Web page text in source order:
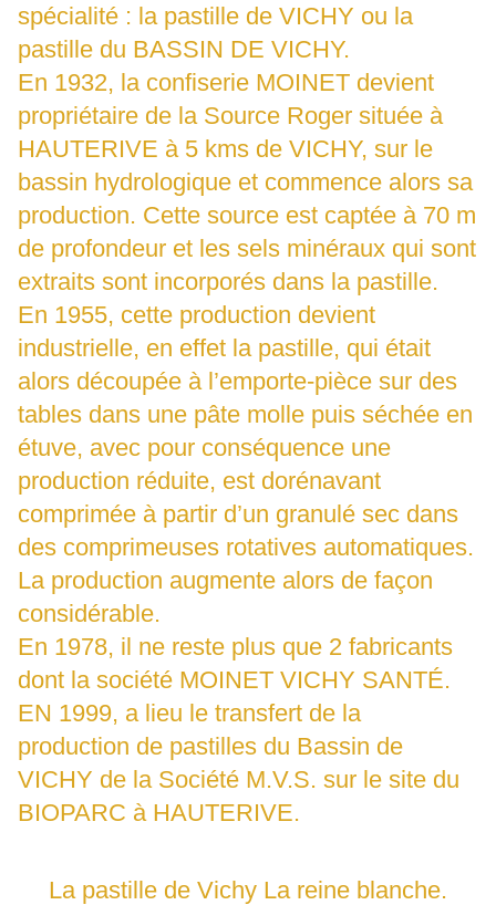
spécialité : la pastille de VICHY ou la
pastille du BASSIN DE VICHY.
En 1932, la confiserie MOINET devient
propriétaire de la Source Roger située à
HAUTERIVE à 5 kms de VICHY, sur le
bassin hydrologique et commence alors sa
production. Cette source est captée à 70 m
de profondeur et les sels minéraux qui sont
extraits sont incorporés dans la pastille.
En 1955, cette production devient
industrielle, en effet la pastille, qui était
alors découpée à l’emporte-pièce sur des
tables dans une pâte molle puis séchée en
étuve, avec pour conséquence une
production réduite, est dorénavant
comprimée à partir d’un granulé sec dans
des comprimeuses rotatives automatiques.
La production augmente alors de façon
considérable.
En 1978, il ne reste plus que 2 fabricants
dont la société MOINET VICHY SANTÉ.
EN 1999, a lieu le transfert de la
production de pastilles du Bassin de
VICHY de la Société M.V.S. sur le site du
BIOPARC à HAUTERIVE.
La pastille de Vichy La reine blanche.